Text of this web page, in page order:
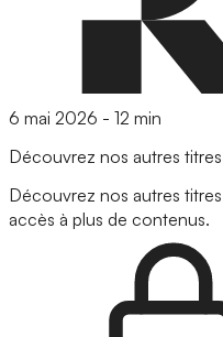
6 mai 2026 - 12 min
Découvrez nos autres titres
Découvrez nos autres
accès à plus de contenus.